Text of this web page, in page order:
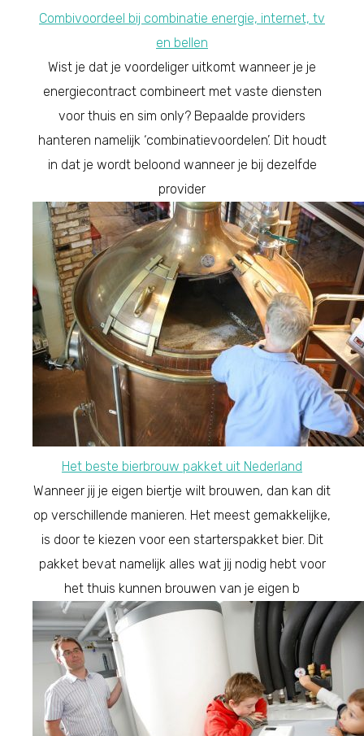
Combivoordeel bij combinatie energie, internet, tv
en bellen
Wist je dat je voordeliger uitkomt wanneer je je
energiecontract combineert met vaste diensten
voor thuis en sim only? Bepaalde providers
hanteren namelijk ‘combinatievoordelen’. Dit houdt
in dat je wordt beloond wanneer je bij dezelfde
provider
Het beste bierbrouw pakket uit Nederland
Wanneer jij je eigen biertje wilt brouwen, dan kan dit
op verschillende manieren. Het meest gemakkelijke,
is door te kiezen voor een starterspakket bier. Dit
pakket bevat namelijk alles wat jij nodig hebt voor
het thuis kunnen brouwen van je eigen b